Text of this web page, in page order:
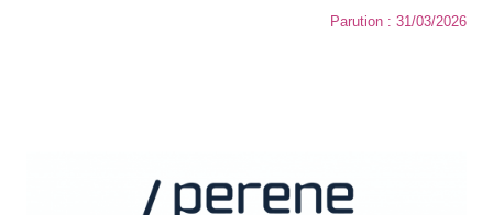
Parution : 31/03/2026